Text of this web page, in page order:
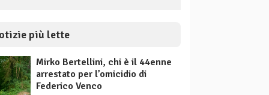
più lette
Mirko Bertellini, chi è il 44enne
arrestato per l’omicidio di
Federico Venco